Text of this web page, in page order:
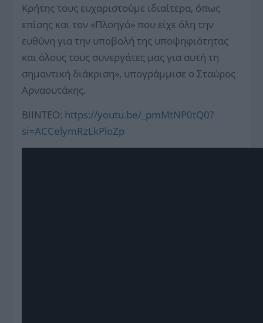
Κρήτης τους ευχαριστούμε ιδιαίτερα, όπως
επίσης και τον «Πλοηγό» που είχε όλη την
ευθύνη για την υποβολή της υποψηφιότητας
και όλους τους συνεργάτες μας για αυτή τη
σημαντική διάκριση», υπογράμμισε ο Σταύρος
Αρναουτάκης.
ΒΙΙΝΤΕΟ: https://youtu.be/_pmMtNP0tQ0?
si=ACCelymRzLkPloZp